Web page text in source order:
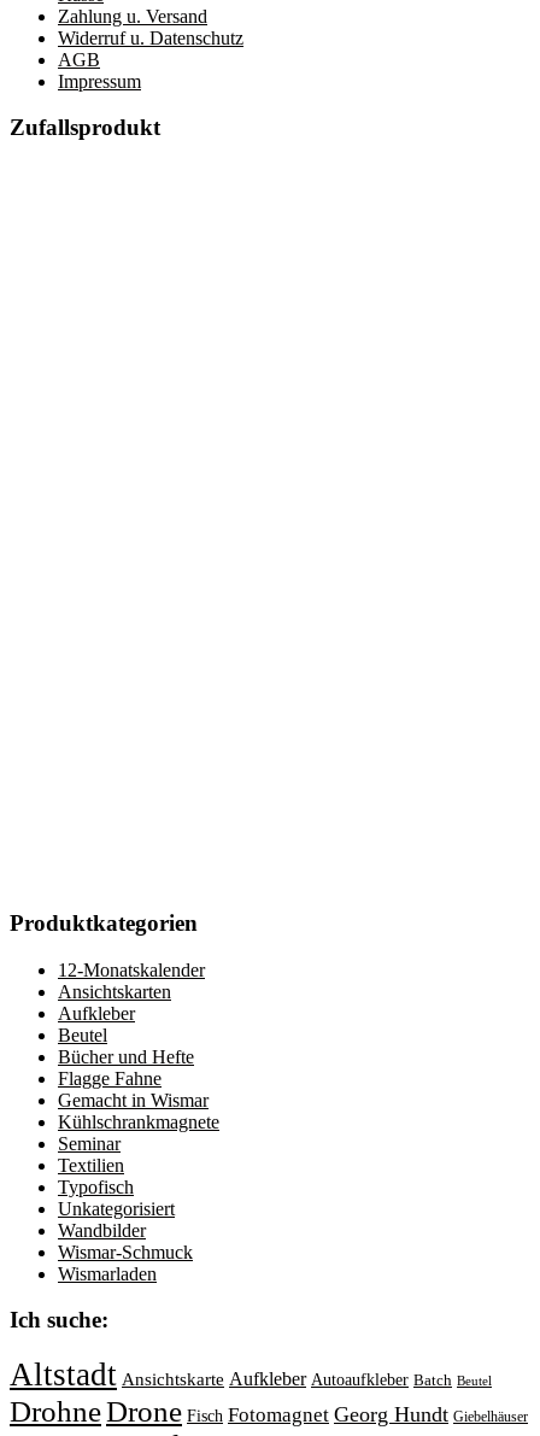
Zahlung u. Versand
Widerruf u. Datenschutz
AGB
Impressum
Zufallsprodukt
Produktkategorien
12-Monatskalender
Ansichtskarten
Aufkleber
Beutel
Bücher und Hefte
Flagge Fahne
Gemacht in Wismar
Kühlschrankmagnete
Seminar
Textilien
Typofisch
Unkategorisiert
Wandbilder
Wismar-Schmuck
Wismarladen
Ich suche:
Altstadt Ansichtskarte Aufkleber Autoaufkleber Batch Beutel
DrohneDrone Fisch Fotomagnet Georg Hundt Giebelhäuser